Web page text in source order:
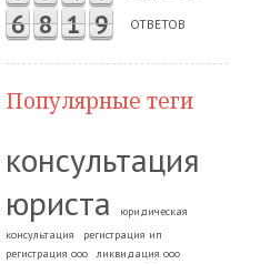
6 8 1 9 ОТВЕТОВ
Популярные теги
консультация
юриста
юридическая
консультация
регистрация ип
регистрация ооо
ликвидация ооо